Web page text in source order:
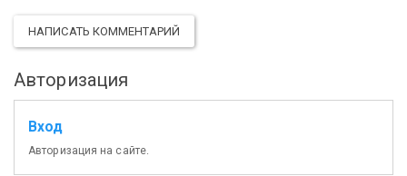
НАПИСАТЬ КОММЕНТАРИЙ
Авторизация
Вход
Авторизация на сайте.